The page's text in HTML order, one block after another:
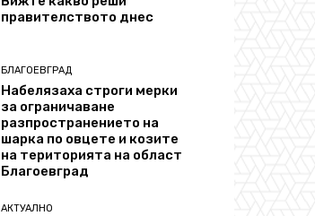
правителството днес
БЛАГОЕВГРАД
Набелязаха строги мерки
за ограничаване
разпространението на
шарка по овцете и козите
на територията на област
Благоевград
АКТУАЛНО